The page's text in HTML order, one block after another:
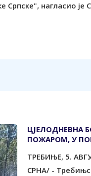
Српске", нагласио је
ЦЈЕЛОДНЕВНА
ПОЖАРОМ, У
TРЕБИЊЕ, 5.
СРНА/ -